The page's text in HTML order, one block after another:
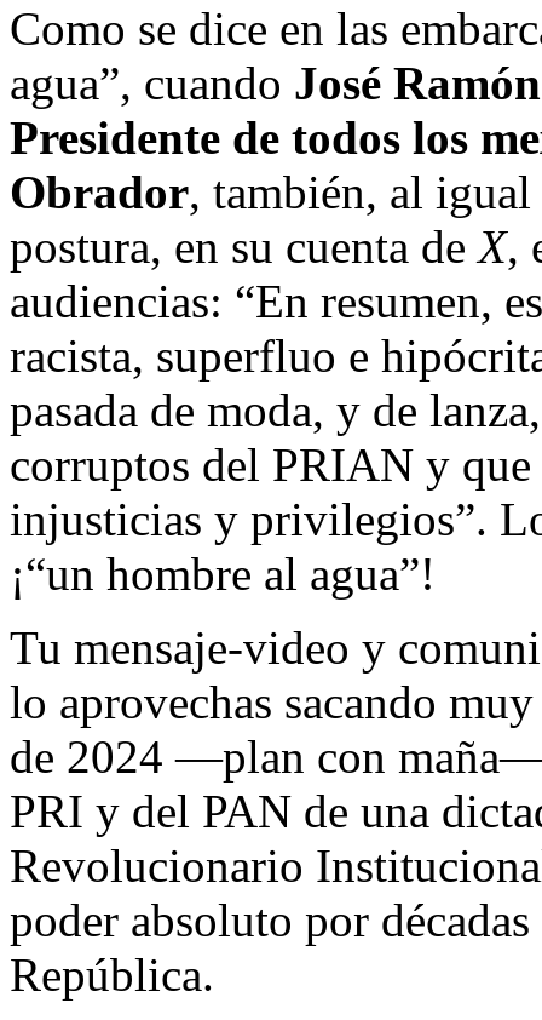
Como se dice en las
agua”, cuando José
Presidente de todos los
Obrador, también, al
postura, en su cuenta deX,
audiencias: “En resumen,
racista, superfluo e
pasada de moda, y de
corruptos del PRIAN y
injusticias y privilegios”.
¡“un hombre al agua”!
Tu mensaje-video y
lo aprovechas sacando
de 2024 —plan con
PRI y del PAN de una
Revolucionario
poder absoluto por
República.